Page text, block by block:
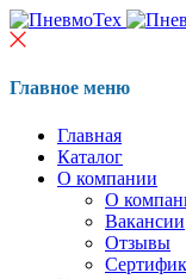
Главное меню
Главная
Каталог
О компании
О
Вакансии
Отзывы